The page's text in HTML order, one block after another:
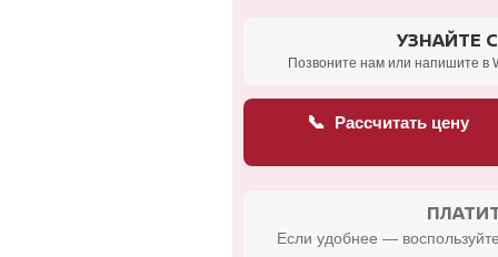
УЗНАЙТЕ
Позвоните нам или напишите в
📞 Рассчитать цену
Если удобнее —